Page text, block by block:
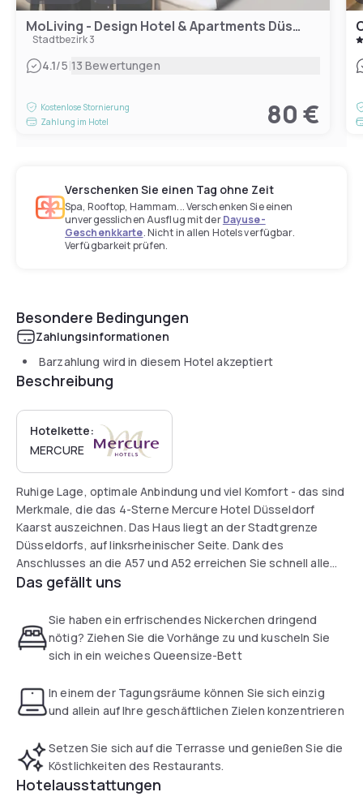
MoLiving - Design Hotel & Apartments Düsseldorf-Neuss
Stadtbezirk 3
4.1/5|13 Bewertungen
Kostenlose Stornierung
Zahlung im Hotel
80 €
Verschenken Sie einen Tag ohne Zeit
Spa, Rooftop, Hammam... Verschenken Sie einen
unvergesslichen Ausflug mit derDayuse-
Geschenkkarte. Nicht in allen Hotels verfügbar.
Verfügbarkeit prüfen.
Besondere Bedingungen
Zahlungsinformationen
Barzahlung wird in diesem Hotel akzeptiert
Beschreibung
Hotelkette:
MERCURE
Ruhige Lage, optimale Anbindung und viel Komfort - das sind
Merkmale, die das 4-Sterne Mercure Hotel Düsseldorf
Kaarst auszeichnen. Das Haus liegt an der Stadtgrenze
Düsseldorfs, auf linksrheinischer Seite. Dank des
Anschlusses an die A57 und A52 erreichen Sie schnell alle
Ziele in der Landeshauptstadt und Umgebung. Das Hotel
kostenlos. Ihr Auto können Sie auf dem Hotel-Parkplatz
gegen eine Gebühr abstellen.
Das gefällt uns
Sie haben ein erfrischendes Nickerchen dringend
nötig? Ziehen Sie die Vorhänge zu und kuscheln Sie
sich in ein weiches Queensize-Bett
In einem der Tagungsräume können Sie sich einzig
und allein auf Ihre geschäftlichen Zielen konzentrieren
Setzen Sie sich auf die Terrasse und genießen Sie die
Köstlichkeiten des Restaurants.
Hotelausstattungen